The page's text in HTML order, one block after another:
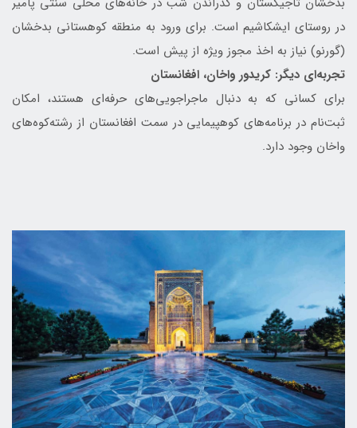
در روستای ایشکاشیم است. برای ورود به منطقه کوهستانی بدخشان
(گورنو) نیاز به اخذ مجوز ویژه از پیش است.
تجربه‌ای دیگر: کریدور واخان، افغانستان
برای کسانی که به دنبال ماجراجویی‌های حرفه‌ای هستند، امکان
ثبت‌نام در برنامه‌های کوهپیمایی در سمت افغانستان از رشته‌کوه‌های
واخان وجود دارد.